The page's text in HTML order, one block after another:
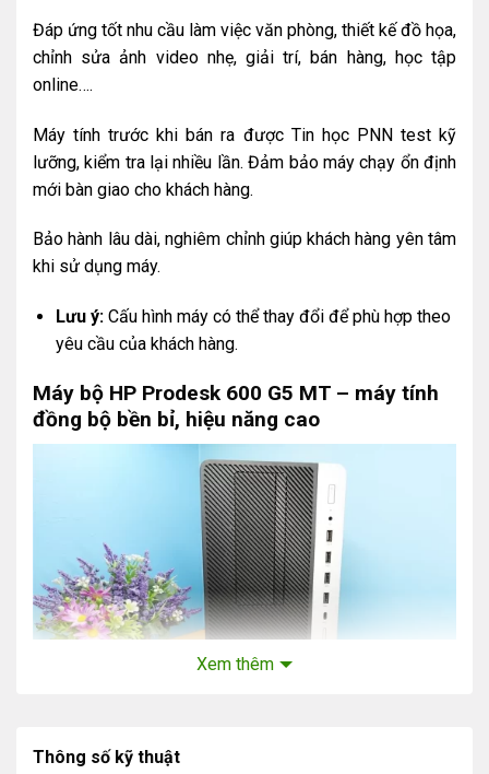
Đáp ứng tốt nhu cầu làm việc văn phòng, thiết kế đồ họa,
chỉnh sửa ảnh video nhẹ, giải trí, bán hàng, học tập
online….
Máy tính trước khi bán ra được Tin học PNN test kỹ
lưỡng, kiểm tra lại nhiều lần. Đảm bảo máy chạy ổn định
mới bàn giao cho khách hàng.
Bảo hành lâu dài, nghiêm chỉnh giúp khách hàng yên tâm
khi sử dụng máy.
Lưu ý:Cấu hình máy có thể thay đổi để phù hợp theo
yêu cầu của khách hàng.
Máy bộ HP Prodesk 600 G5 MT – máy tính
đồng bộ bền bỉ, hiệu năng cao
Xem thêm
Thông số kỹ thuật